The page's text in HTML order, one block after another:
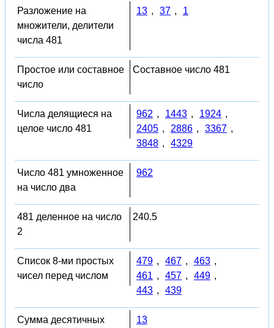
Разложение на
множители, делители
числа 481
13 , 37 , 1
Простое или составное
число
Составное число 481
Числа делящиеся на
целое число 481
962 , 1443 , 1924 ,
2405 , 2886 , 3367 ,
3848 , 4329
Число 481 умноженное
на число два
962
481 деленное на число
2
240.5
Список 8-ми простых
чисел перед числом
479 , 467 , 463 ,
461 , 457 , 449 ,
443 , 439
Сумма десятичных
13